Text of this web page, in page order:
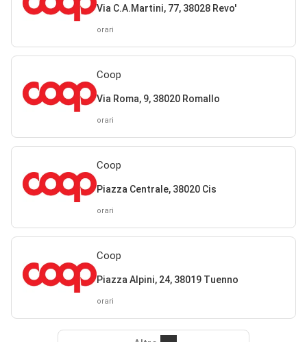
Via C.A.Martini, 77, 38028 Revo'
orari
Coop
Via Roma, 9, 38020 Romallo
orari
Coop
Piazza Centrale, 38020 Cis
orari
Coop
Piazza Alpini, 24, 38019 Tuenno
orari